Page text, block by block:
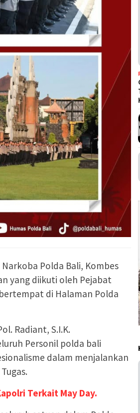
Polda Bali, Kombes
yang diikuti oleh Pejabat
di Halaman Polda
Radiant, S.I.K.
Personil polda bali
dalam menjalankan
Terkait May Day.